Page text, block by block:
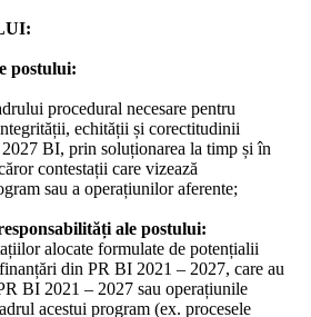
postului:
procedural necesare pentru
echității și corectitudinii
BI, prin soluționarea la timp și în
contestații care vizează
sau a operațiunilor aferente;
ale postului:
alocate formulate de potențialii
din PR BI 2021 – 2027, care au
BI 2021 – 2027 sau operațiunile
acestui program (ex. procesele